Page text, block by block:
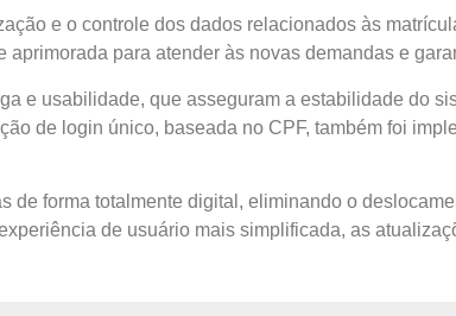
e o controle dos dados relacionados às
aprimorada para atender às novas demandas e
e usabilidade, que asseguram a estabilidade do
de login único, baseada no CPF, também foi
de forma totalmente digital, eliminando o
de usuário mais simplificada, as